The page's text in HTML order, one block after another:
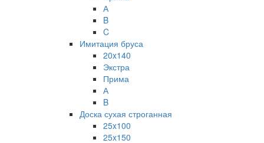
А
B
C
Имитация бруса
20x140
Экстра
Прима
А
B
Доска сухая строганная
25x100
25x150